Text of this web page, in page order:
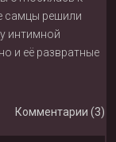
самцы решили
интимной
и её развратные
Комментарии (3)